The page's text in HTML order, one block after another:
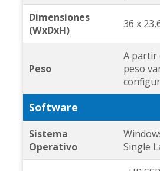
Dimensiones
(WxDxH)
36 x
Peso
A partir
peso
Software
Sistema
Operativo
Single